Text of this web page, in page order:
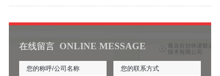
在线留言 ONLINE MESSAGE